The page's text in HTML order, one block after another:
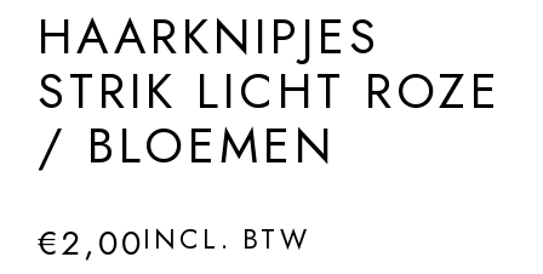
HAARKNIPJES
STRIK LICHT ROZE
/ BLOEMEN
€2,00INCL. BTW